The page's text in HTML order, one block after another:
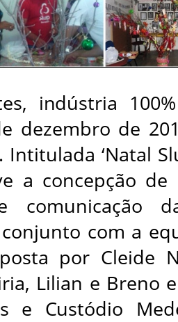
indústria
dezembro de
‘Natal
a concepção de
comunicação
com a
por Cleide
Lilian e Breno
e Custódio